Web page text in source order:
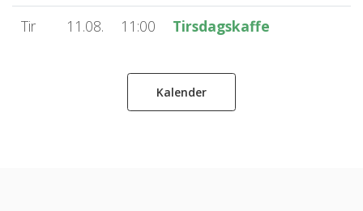
Tir 11.08. 11:00 Tirsdagskaffe
Kalender